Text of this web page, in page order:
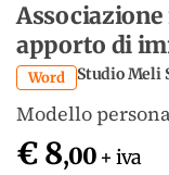
apporto di
Word Studio Meli
Modello
€ 8,00 + iva